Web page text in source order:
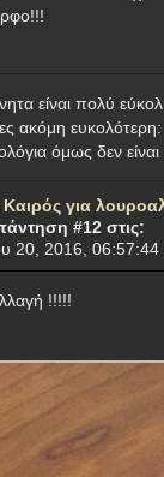
είναι πολύ
ακόμη
όμως δεν
για
#12 στις:
20, 2016, 06:57:44
!!!!!